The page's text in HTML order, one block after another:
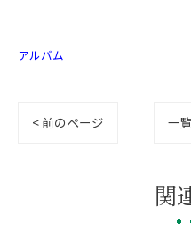
アルバム
< 前のページ 一
関